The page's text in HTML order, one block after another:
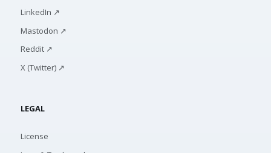
LinkedIn ↗
Mastodon ↗
Reddit ↗
X (Twitter) ↗
LEGAL
License